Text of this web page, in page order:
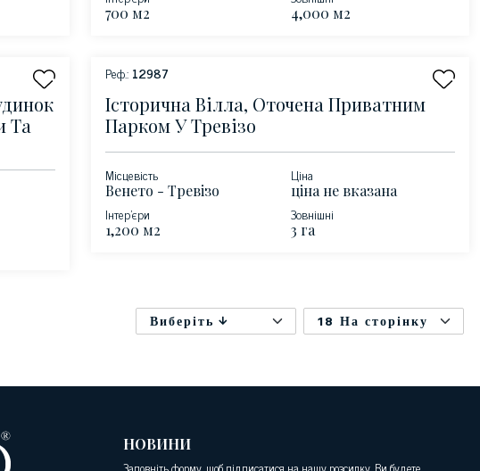
700 м2 4,000 м2
Та
Реф.: 12987
Історична Вілла, Оточена Приватним
Парком У Тревізо
Місцевість
Венето - Тревізо
Ціна
ціна не вказана
Інтер'єри
1,200 м2
Зовнішні
3 га
Виберіть 18 На сторінку
НОВИНИ